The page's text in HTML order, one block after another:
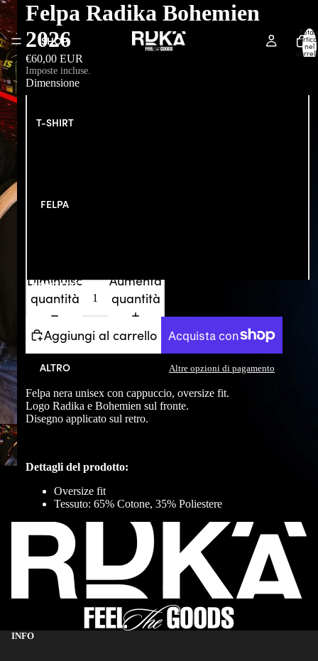
SHOP
T-SHIRT
FELPA
CONTATTI
ALTRO
nel
Felpa Radika Bohemien
2026
€60,00 EUR
Imposte incluse.
Dimensione
Diminuisci
quantità
Aumenta
quantità
Aggiungi al carrello
Altre opzioni di pagamento
Felpa nera unisex con cappuccio, oversize fit.
Logo Radika e Bohemien sul fronte.
Disegno applicato sul retro.
Dettagli del prodotto:
Oversize fit
Tessuto: 65% Cotone, 35% Poliestere
INFO